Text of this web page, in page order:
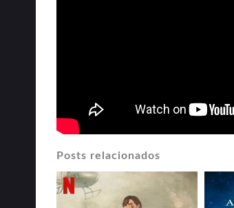
Posts relacionados